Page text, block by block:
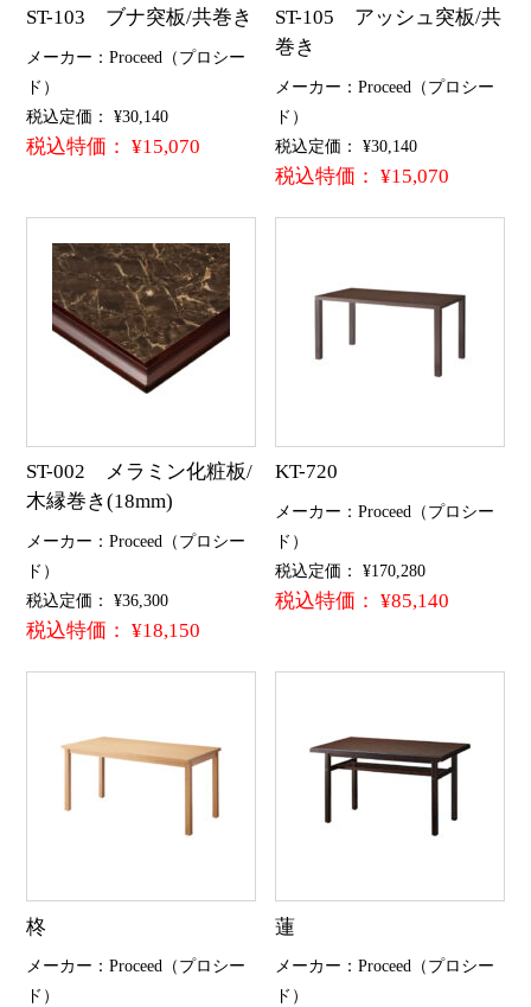
ST-103 ブナ突板/共巻き
メーカー：Proceed（プロシー
ド）
税込定価： ¥30,140
税込特価： ¥15,070
ST-105 アッシュ突板/共
巻き
メーカー：Proceed（プロシー
ド）
税込定価： ¥30,140
税込特価： ¥15,070
ST-002 メラミン化粧板/
木縁巻き(18mm)
メーカー：Proceed（プロシー
ド）
税込定価： ¥36,300
税込特価： ¥18,150
KT-720
メーカー：Proceed（プロシー
ド）
税込定価： ¥170,280
税込特価： ¥85,140
柊
メーカー：Proceed（プロシー
ド）
蓮
メーカー：Proceed（プロシー
ド）